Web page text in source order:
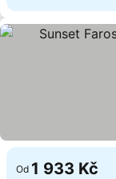
Od 1 933 Kč